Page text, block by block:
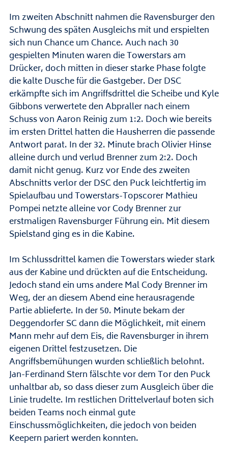
Im zweiten Abschnitt nahmen die Ravensburger den
Schwung des späten Ausgleichs mit und erspielten
sich nun Chance um Chance. Auch nach 30
gespielten Minuten waren die Towerstars am
Drücker, doch mitten in dieser starke Phase folgte
die kalte Dusche für die Gastgeber. Der DSC
erkämpfte sich im Angriffsdrittel die Scheibe und Kyle
Gibbons verwertete den Abpraller nach einem
Schuss von Aaron Reinig zum 1:2. Doch wie bereits
im ersten Drittel hatten die Hausherren die passende
Antwort parat. In der 32. Minute brach Olivier Hinse
alleine durch und verlud Brenner zum 2:2. Doch
damit nicht genug. Kurz vor Ende des zweiten
Abschnitts verlor der DSC den Puck leichtfertig im
Spielaufbau und Towerstars-Topscorer Mathieu
Pompei netzte alleine vor Cody Brenner zur
erstmaligen Ravensburger Führung ein. Mit diesem
Spielstand ging es in die Kabine.
Im Schlussdrittel kamen die Towerstars wieder stark
aus der Kabine und drückten auf die Entscheidung.
Jedoch stand ein ums andere Mal Cody Brenner im
Weg, der an diesem Abend eine herausragende
Partie ablieferte. In der 50. Minute bekam der
Deggendorfer SC dann die Möglichkeit, mit einem
Mann mehr auf dem Eis, die Ravensburger in ihrem
eigenen Drittel festzusetzen. Die
Angriffsbemühungen wurden schließlich belohnt.
Jan-Ferdinand Stern fälschte vor dem Tor den Puck
unhaltbar ab, so dass dieser zum Ausgleich über die
Linie trudelte. Im restlichen Drittelverlauf boten sich
beiden Teams noch einmal gute
Einschussmöglichkeiten, die jedoch von beiden
Keepern pariert werden konnten.